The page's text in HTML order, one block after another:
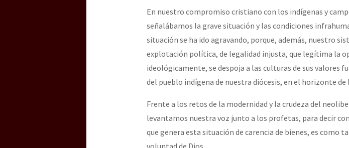
Dia 1: Encontro “Guerra contra a Humanidade”
[CDMX – 20 julio] Jornadas globales por la libertad de
“Sonhando a Terra do Bem Virá” se publica no Estado
En nuestro compromiso cristiano con los indígenas y
señalábamos la grave situación y las condiciones
situación se ha ido agravando, porque, además, nuestro
explotación política, de legalidad injusta, que legítima la
ideológicamente, se despoja a las culturas de sus valores
del pueblo indígena de nuestra diócesis, en el horizonte
Frente a los retos de la modernidad y la crudeza del
levantamos nuestra voz junto a los profetas, para decir
que genera esta situación de carencia de bienes, es
voluntad de Dios.